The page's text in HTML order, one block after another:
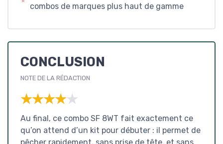
combos de marques plus haut de gamme
CONCLUSION
NOTE DE LA RÉDACTION
★★★★★
★★★★★
Au final, ce combo SF 8WT fait exactement ce
qu’on attend d’un kit pour débuter : il permet de